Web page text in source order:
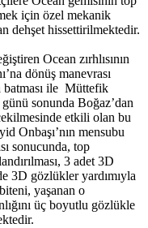
için özel mekanik
dehşet hissettirilmektedir.
Ocean zırhlısının
dönüş manevrası
batması ile Müttefik
sonunda Boğaz’dan
etkili olan bu
Onbaşı’nın mensubu
sonucunda, top
3 adet 3D
3D gözlükler yardımıyla
yaşanan o
üç boyutlu gözlükle